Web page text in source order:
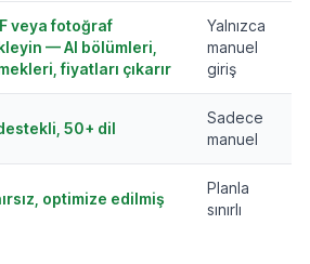
veya fotoğraf
— AI bölümleri,
fiyatları çıkarır
Yalnızca
manuel
giriş
50+ dil
Sadece
manuel
optimize edilmiş
Planla
sınırlı